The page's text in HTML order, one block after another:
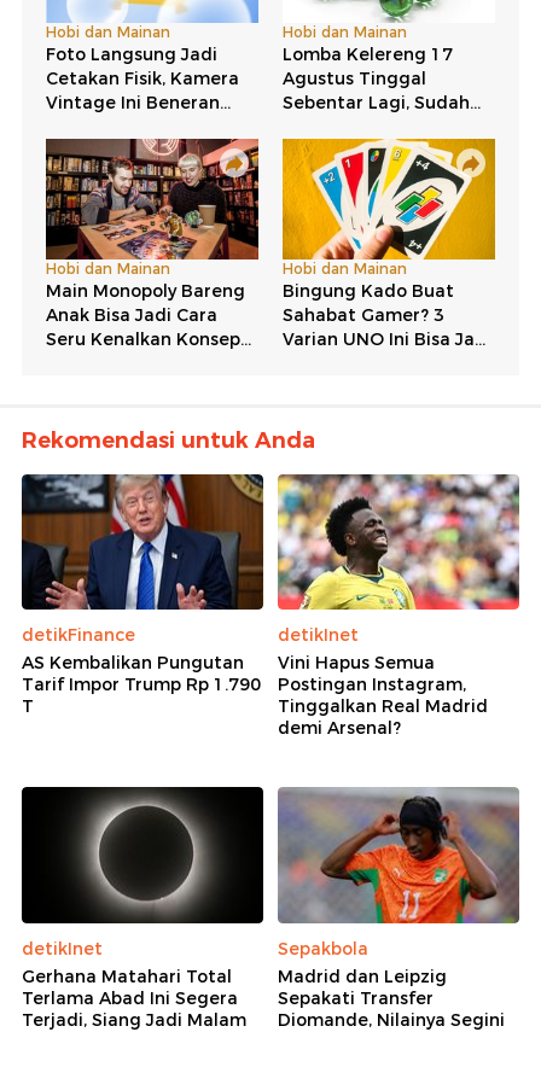
Rekomendasi untuk Anda
detikFinance
AS Kembalikan Pungutan
Tarif Impor Trump Rp 1.790
T
detikInet
Vini Hapus Semua
Postingan Instagram,
Tinggalkan Real Madrid
demi Arsenal?
detikInet
Gerhana Matahari Total
Terlama Abad Ini Segera
Terjadi, Siang Jadi Malam
Sepakbola
Madrid dan Leipzig
Sepakati Transfer
Diomande, Nilainya Segini